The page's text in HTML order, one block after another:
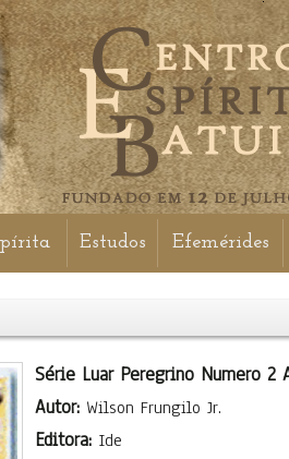
Estudos Efemérides
Série Luar Peregrino Numero 2
Autor: Wilson Frungilo Jr.
Editora: Ide